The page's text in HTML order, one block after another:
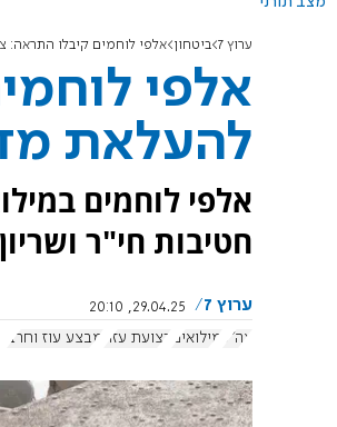
ערוץ 7 ביטחון אלפי לוחמים קיבלו התראה:
אלפי
להעלאת
אלפי לוחמים
חטיבות חי"ר
ערוץ 7
29.04.25, 20:10
צה"ל
מילואים רצועת עזה מבצע עוז וחרב